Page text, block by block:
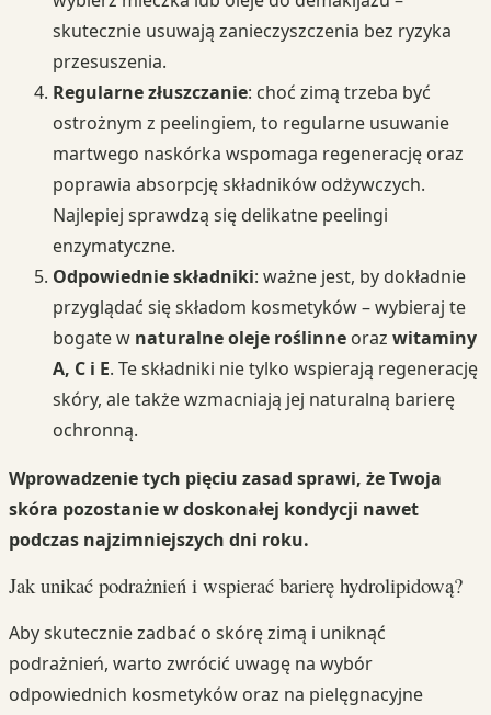
skutecznie usuwają zanieczyszczenia bez ryzyka
przesuszenia.
Regularne złuszczanie: choć zimą trzeba być
ostrożnym z peelingiem, to regularne usuwanie
martwego naskórka wspomaga regenerację oraz
poprawia absorpcję składników odżywczych.
Najlepiej sprawdzą się delikatne peelingi
enzymatyczne.
Odpowiednie składniki: ważne jest, by dokładnie
przyglądać się składom kosmetyków – wybieraj te
bogate w naturalne oleje roślinne oraz witaminy
A, C i E. Te składniki nie tylko wspierają regenerację
skóry, ale także wzmacniają jej naturalną barierę
ochronną.
Wprowadzenie tych pięciu zasad sprawi, że Twoja
skóra pozostanie w doskonałej kondycji nawet
podczas najzimniejszych dni roku.
Jak unikać podrażnień i wspierać barierę hydrolipidową?
Aby skutecznie zadbać o skórę zimą i uniknąć
podrażnień, warto zwrócić uwagę na wybór
odpowiednich kosmetyków oraz na pielęgnacyjne